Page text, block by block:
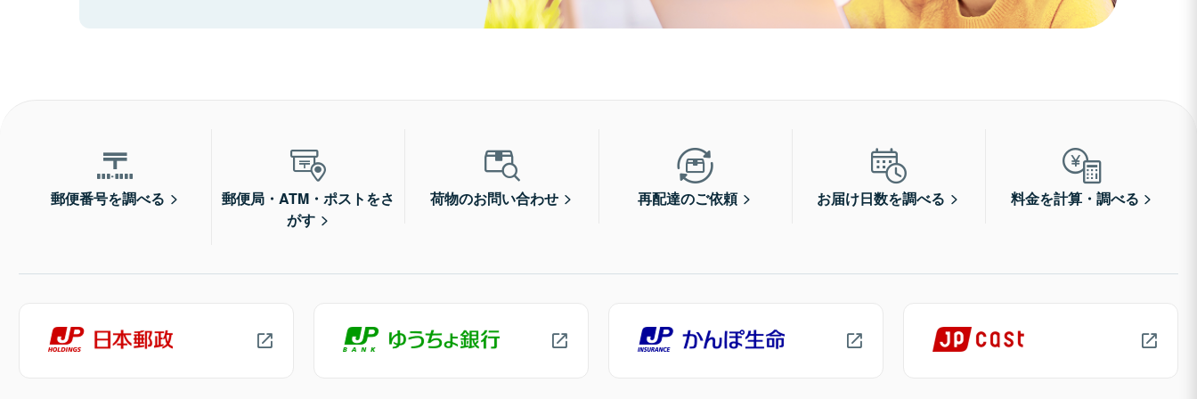
郵便番号を調べる
郵便局・ATM・ポストをさ
がす
荷物のお問い合わせ 再配達のご依頼 お届け日数を調べる 料金を計算・調べる